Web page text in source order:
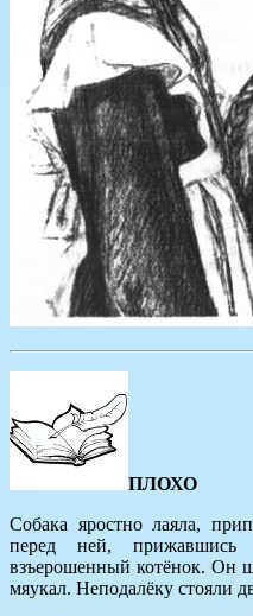
ПЛОХО
Собака яростно лаяла,
перед ней, прижавшись
взъерошенный котёнок. Он
мяукал. Неподалёку стояли